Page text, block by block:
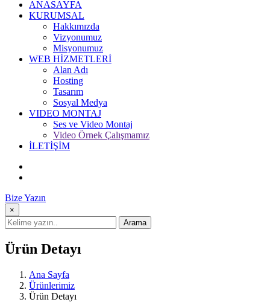
ANASAYFA
KURUMSAL
Hakkımızda
Vizyonumuz
Misyonumuz
WEB HİZMETLERİ
Alan Adı
Hosting
Tasarım
Sosyal Medya
VIDEO MONTAJ
Ses ve Video Montaj
Video Örnek Çalışmamız
İLETİŞİM
Bize Yazın
×
Arama
Ürün Detayı
Ana Sayfa
Ürünlerimiz
Ürün Detayı